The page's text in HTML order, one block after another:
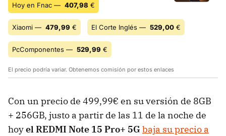
Hoy en Fnac — 407,98 €
Xiaomi — 479,99 € El Corte Inglés — 529,00 €
PcComponentes — 529,99 €
El precio podría variar. Obtenemos comisión por estos enlaces
Con un precio de 499,99€ en su versión de 8GB
+ 256GB, justo a partir de las 11 de la noche de
hoyel REDMI Note 15 Pro+ 5G baja su precio a